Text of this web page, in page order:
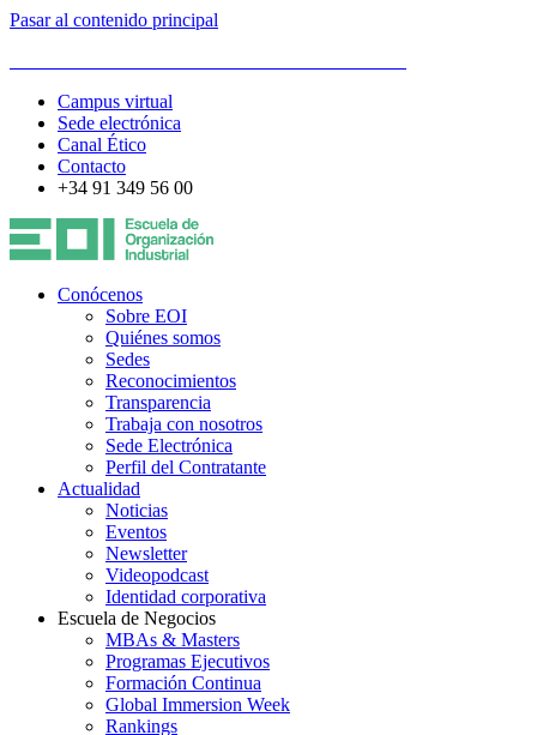
Pasar al contenido principal
Campus virtual
Sede electrónica
Canal Ético
Contacto
+34 91 349 56 00
Conócenos
Sobre EOI
Quiénes somos
Sedes
Reconocimientos
Transparencia
Trabaja con nosotros
Sede Electrónica
Perfil del Contratante
Actualidad
Noticias
Eventos
Newsletter
Videopodcast
Identidad corporativa
Escuela de Negocios
MBAs & Masters
Programas Ejecutivos
Formación Continua
Global Immersion Week
Rankings